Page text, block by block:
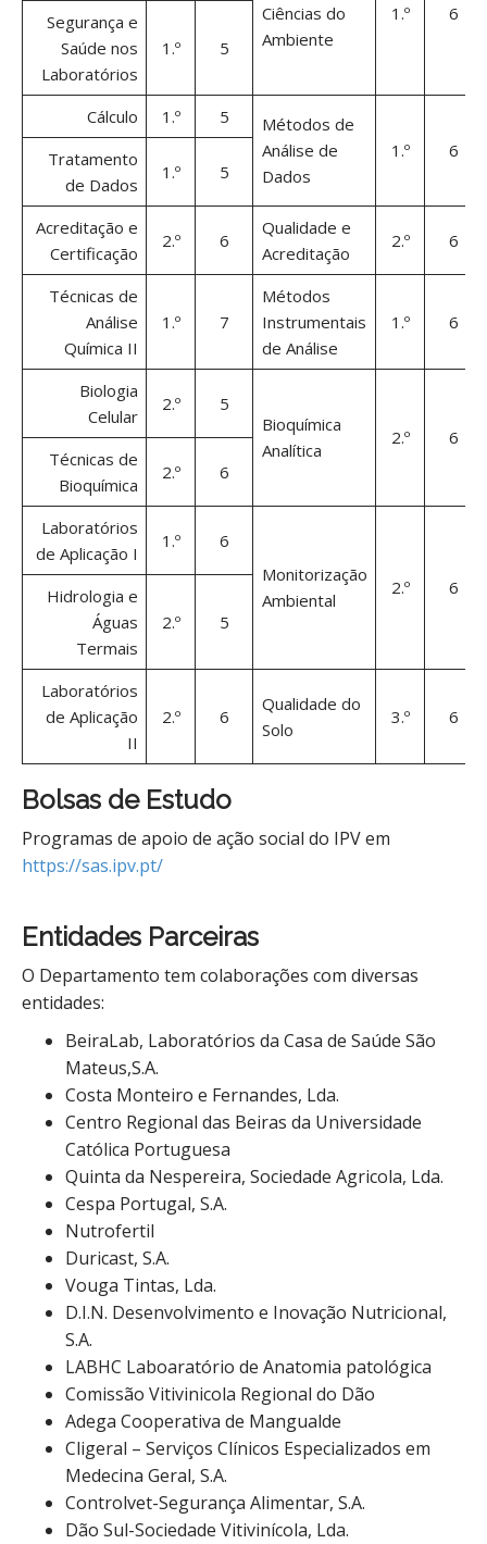
Ciências do
Ambiente
1.º 6
Segurança e
Saúde nos
Laboratórios
1.º 5
Cálculo 1.º 5
Métodos de
Análise de
Dados
1.º 6
Tratamento
de Dados
1.º 5
Acreditação e
Certificação
2.º 6
Qualidade e
Acreditação
2.º 6
Técnicas de
Análise
Química II
1.º 7
Métodos
Instrumentais
de Análise
1.º 6
Biologia
Celular
2.º
5
Bioquímica
Analítica
2.º
6
Técnicas de
Bioquímica
2.º 6
Laboratórios
de Aplicação I
1.º
6
Monitorização
Ambiental
2.º 6
Hidrologia e
Águas
Termais
2.º 5
Laboratórios
de Aplicação
II
2.º 6
Qualidade do
Solo
3.º 6
Bolsas de Estudo
Programas de apoio de ação social do IPV em
https://sas.ipv.pt/
Entidades Parceiras
O Departamento tem colaborações com diversas
entidades:
BeiraLab, Laboratórios da Casa de Saúde São
Mateus,S.A.
Costa Monteiro e Fernandes, Lda.
Centro Regional das Beiras da Universidade
Católica Portuguesa
Quinta da Nespereira, Sociedade Agricola, Lda.
Cespa Portugal, S.A.
Nutrofertil
Duricast, S.A.
Vouga Tintas, Lda.
D.I.N. Desenvolvimento e Inovação Nutricional,
S.A.
LABHC Laboaratório de Anatomia patológica
Comissão Vitivinicola Regional do Dão
Adega Cooperativa de Mangualde
Cligeral – Serviços Clínicos Especializados em
Medecina Geral, S.A.
Controlvet-Segurança Alimentar, S.A.
Dão Sul-Sociedade Vitivinícola, Lda.